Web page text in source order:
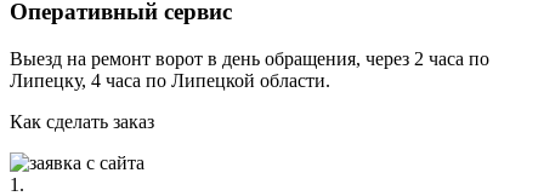
Оперативный сервис
Выезд на ремонт ворот в день обращения, через 2 часа по
Липецку, 4 часа по Липецкой области.
Как сделать заказ
1.